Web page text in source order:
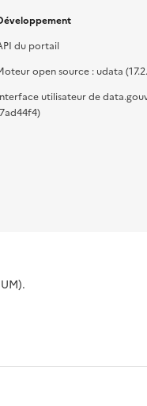
du portail
open source : udata
utilisateur de